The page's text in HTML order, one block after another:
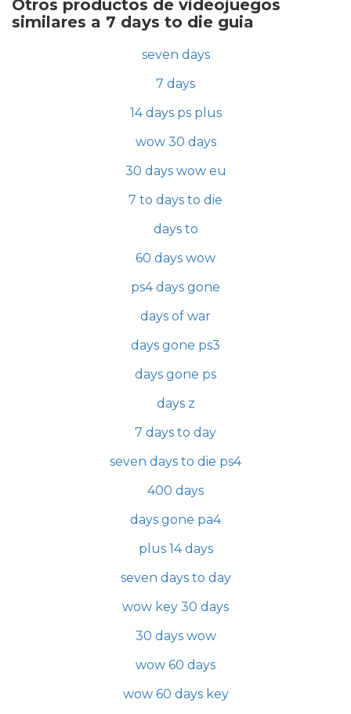
Otros productos de videojuegos
similares a 7 days to die guia
seven days
7 days
14 days ps plus
wow 30 days
30 days wow eu
7 to days to die
days to
60 days wow
ps4 days gone
days of war
days gone ps3
days gone ps
days z
7 days to day
seven days to die ps4
400 days
days gone pa4
plus 14 days
seven days to day
wow key 30 days
30 days wow
wow 60 days
wow 60 days key